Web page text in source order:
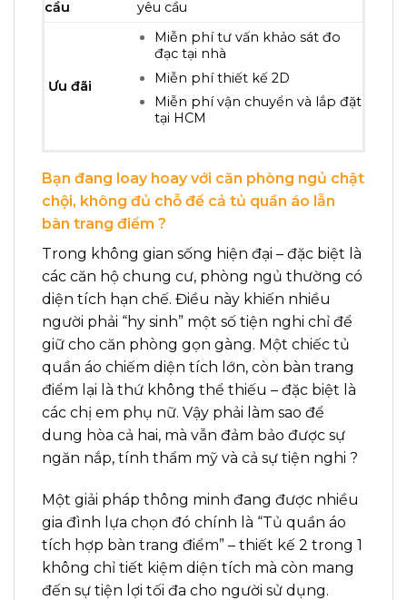
cầu yêu cầu
Ưu đãi
Miễn phí tư vấn khảo sát đo
đạc tại nhà
Miễn phí thiết kế 2D
Miễn phí vận chuyển và lắp đặt
tại HCM
Bạn đang loay hoay với căn phòng ngủ chật
chội, không đủ chỗ để cả tủ quần áo lẫn
bàn trang điểm ?
Trong không gian sống hiện đại – đặc biệt là
các căn hộ chung cư, phòng ngủ thường có
diện tích hạn chế. Điều này khiến nhiều
người phải “hy sinh” một số tiện nghi chỉ để
giữ cho căn phòng gọn gàng. Một chiếc tủ
quần áo chiếm diện tích lớn, còn bàn trang
điểm lại là thứ không thể thiếu – đặc biệt là
các chị em phụ nữ. Vậy phải làm sao để
dung hòa cả hai, mà vẫn đảm bảo được sự
ngăn nắp, tính thẩm mỹ và cả sự tiện nghi ?
Một giải pháp thông minh đang được nhiều
gia đình lựa chọn đó chính là “Tủ quần áo
tích hợp bàn trang điểm” – thiết kế 2 trong 1
không chỉ tiết kiệm diện tích mà còn mang
đến sự tiện lợi tối đa cho người sử dụng.